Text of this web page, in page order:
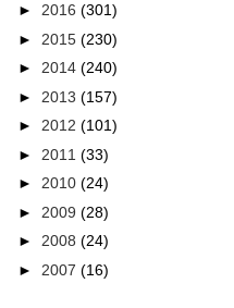
► 2016 (301)
► 2015 (230)
► 2014 (240)
► 2013 (157)
► 2012 (101)
► 2011 (33)
► 2010 (24)
► 2009 (28)
► 2008 (24)
► 2007 (16)